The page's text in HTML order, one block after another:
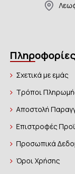
Σχετικά με εμάς
Τρόποι
Αποστολή
Επιστροφές
Προσωπικά
Όροι Χρήσης